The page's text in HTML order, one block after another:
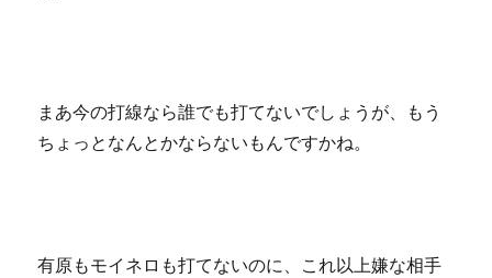
まあ今の打線なら誰でも打てないでしょうが、もう
ちょっとなんとかならないもんですかね。
有原もモイネロも打てないのに、これ以上嫌な相手